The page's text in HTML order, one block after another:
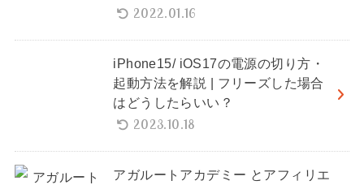
2022.01.16
iPhone15/ iOS17の電源の切り方・
起動方法を解説 | フリーズした場合
はどうしたらいい？
2023.10.18
アガルートアカデミー とアフィリエ